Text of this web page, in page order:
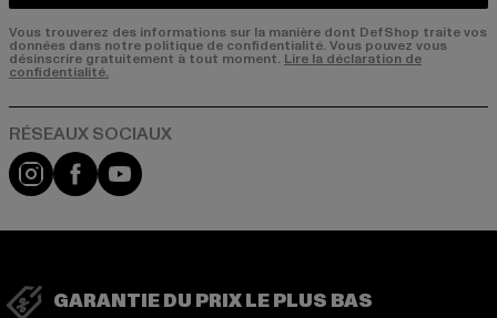
Vous trouverez des informations sur la manière dont DefShop traite vos
données dans notre politique de confidentialité. Vous pouvez vous
désinscrire gratuitement à tout moment. Lire la déclaration de
confidentialité.
Visit our Instagram page:
Visit our Facebook page:
Visit our YouTube channel:
GARANTIE DU PRIX LE PLUS BAS